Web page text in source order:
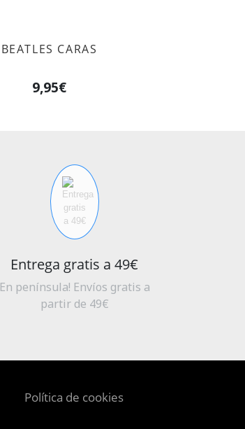
BEATLES CARAS
9,95€
Entrega gratis a 49€
En península! Envíos gratis a
partir de 49€
Política de cookies